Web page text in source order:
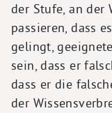
der Stufe, an der
passieren, dass
gelingt,
sein, dass er
dass er die
der